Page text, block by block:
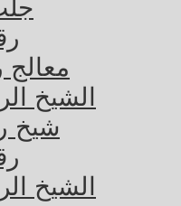
الشيخ
شيخ
الشيخ